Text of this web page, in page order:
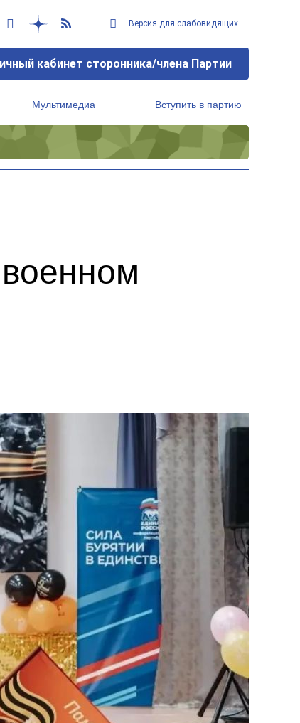
Версия для слабовидящих
кабинет сторонника/члена Партии
Мультимедиа Вступить в партию